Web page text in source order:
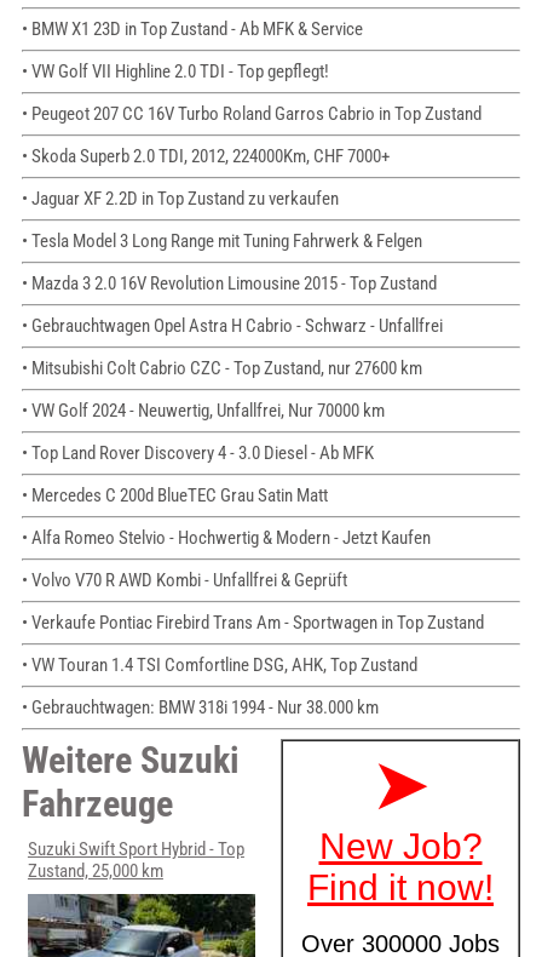
• BMW X1 23D in Top Zustand - Ab MFK & Service
• VW Golf VII Highline 2.0 TDI - Top gepflegt!
• Peugeot 207 CC 16V Turbo Roland Garros Cabrio in Top Zustand
• Skoda Superb 2.0 TDI, 2012, 224000Km, CHF 7000+
• Jaguar XF 2.2D in Top Zustand zu verkaufen
• Tesla Model 3 Long Range mit Tuning Fahrwerk & Felgen
• Mazda 3 2.0 16V Revolution Limousine 2015 - Top Zustand
• Gebrauchtwagen Opel Astra H Cabrio - Schwarz - Unfallfrei
• Mitsubishi Colt Cabrio CZC - Top Zustand, nur 27600 km
• VW Golf 2024 - Neuwertig, Unfallfrei, Nur 70000 km
• Top Land Rover Discovery 4 - 3.0 Diesel - Ab MFK
• Mercedes C 200d BlueTEC Grau Satin Matt
• Alfa Romeo Stelvio - Hochwertig & Modern - Jetzt Kaufen
• Volvo V70 R AWD Kombi - Unfallfrei & Geprüft
• Verkaufe Pontiac Firebird Trans Am - Sportwagen in Top Zustand
• VW Touran 1.4 TSI Comfortline DSG, AHK, Top Zustand
• Gebrauchtwagen: BMW 318i 1994 - Nur 38.000 km
Weitere Suzuki
Fahrzeuge
Suzuki Swift Sport Hybrid - Top
Zustand, 25,000 km